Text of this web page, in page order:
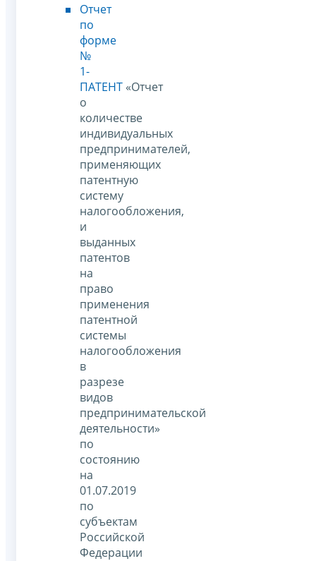
Отчет
по
форме
№
1-
ПАТЕНТ «Отчет
о
количестве
индивидуальных
предпринимателей,
применяющих
патентную
систему
налогообложения,
и
выданных
патентов
на
право
применения
патентной
системы
налогообложения
в
разрезе
видов
предпринимательской
деятельности»
по
состоянию
на
01.07.2019
по
субъектам
Российской
Федерации